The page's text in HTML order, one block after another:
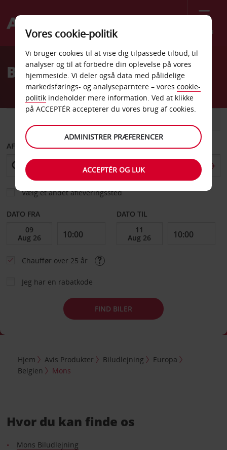
Menu
Welcome
AvisBilleje Mons
AFHENT FRA
Vælg et andet afleveringssted
DATO FRA DATO TIL
Chauffør over 25 år
Jeg har en rabatkode
FIND BILER
Hjem Avis Produkter Biludlejning
Europa
Belgien
Mons
Hvor du kan finde os
Mons Biludlejning
Vores cookie-politik
Vi bruger cookies til at vise dig tilpassede tilbud, til
analyser og til at forbedre din oplevelse på vores
hjemmeside. Vi deler også data med pålidelige
markedsførings- og analyseparntere – vores cookie-
politik indeholder mere information. Ved at klikke
på ACCEPTÉR accepterer du vores brug af cookies.
ADMINISTRER PRÆFERENCER
ACCEPTÉR OG LUK